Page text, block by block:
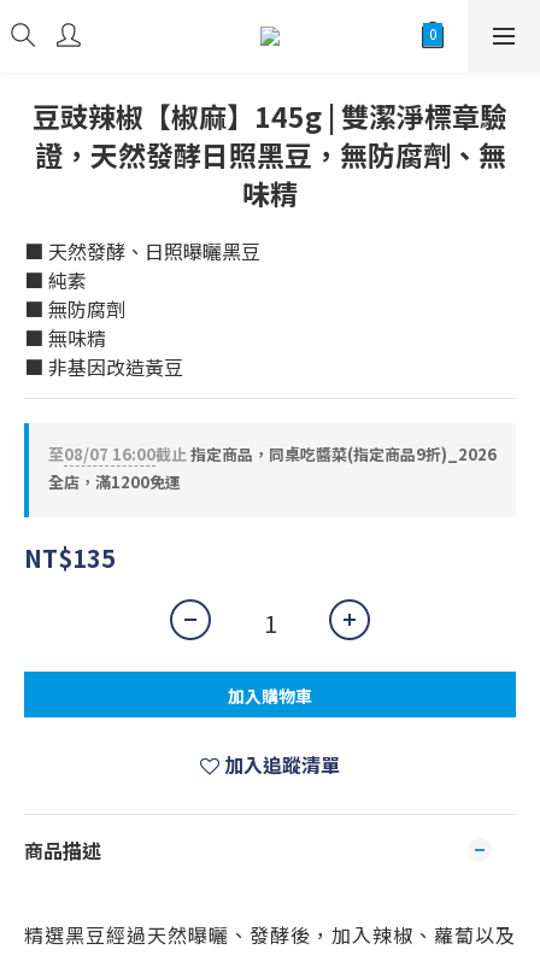
豆豉辣椒【椒麻】145g | 雙潔淨標章驗
證，天然發酵日照黑豆，無防腐劑、無
味精
■ 天然發酵、日照曝曬黑豆
■ 純素
■ 無防腐劑
■ 無味精
■ 非基因改造黃豆
至08/07 16:00截止指定商品，同桌吃醬菜(指定商品9折)_2026
全店，滿1200免運
NT$135
加入購物車
加入追蹤清單
商品描述
精選黑豆經過天然曝曬、發酵後，加入辣椒、蘿蔔以及